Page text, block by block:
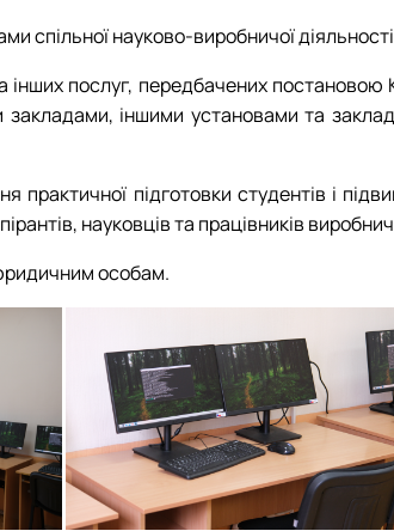
спільної науково-виробничої
інших послуг, передбачених
закладами, іншими установами та
підготовки студентів і
науковців та працівників
особам.